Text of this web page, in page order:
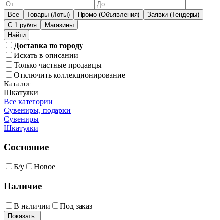
Все Товары (Лоты) Промо (Объявления)
Заявки (Тендеры)
С 1 рубля
Магазины
Доставка по городу
Искать в описании
Только частные продавцы
Отключить коллекционирование
Каталог
Шкатулки
Все категории
Сувениры, подарки
Сувениры
Шкатулки
Состояние
Б/у Новое
Наличие
В наличии Под заказ